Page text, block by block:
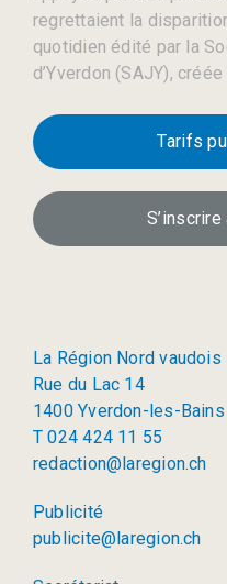
regrettaient la
quotidien édité par la
d’Yverdon (SAJY), créée
Tarifs
La Région Nord vaudois
Rue du Lac 14
1400 Yverdon-les-Bains
T 024 424 11 55
redaction@laregion.ch
Publicité
publicite@laregion.ch